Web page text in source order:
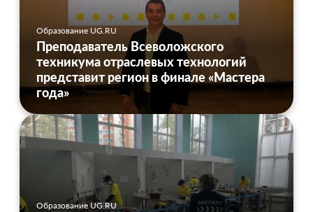
Образование UG.RU
Преподаватель Всеволожского
техникума отраслевых технологий
представит регион в финале «Мастера
года»
Образование UG.RU